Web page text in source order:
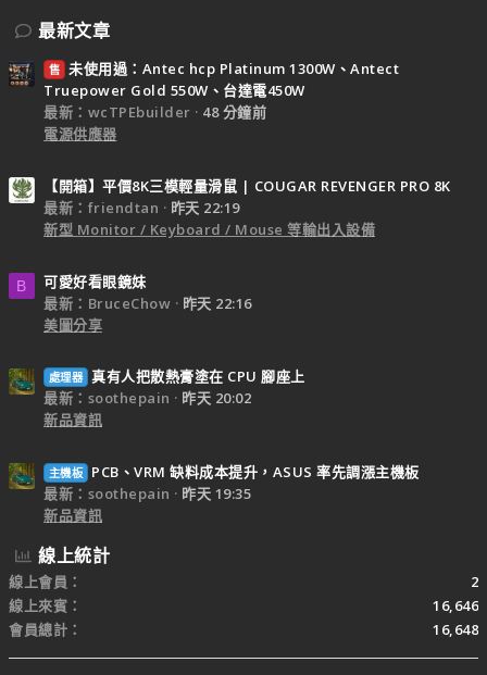
最新文章
售 未使用過：Antec hcp Platinum 1300W、Antect
Truepower Gold 550W、台達電450W
最新：wcTPEbuilder
48 分鐘前
電源供應器
【開箱】平價8K三模輕量滑鼠 | COUGAR REVENGER PRO 8K
最新：friendtan
昨天 22:19
新型 Monitor / Keyboard / Mouse 等輸出入設備
B
可愛好看眼鏡妹
最新：BruceChow
昨天 22:16
美圖分享
處理器 真有人把散熱膏塗在 CPU 腳座上
最新：soothepain
昨天 20:02
新品資訊
主機板
PCB、VRM 缺料成本提升，ASUS 率先調漲主機板
最新：soothepain
昨天 19:35
新品資訊
線上統計
線上會員
2
線上來賓
16,646
會員總計
16,648